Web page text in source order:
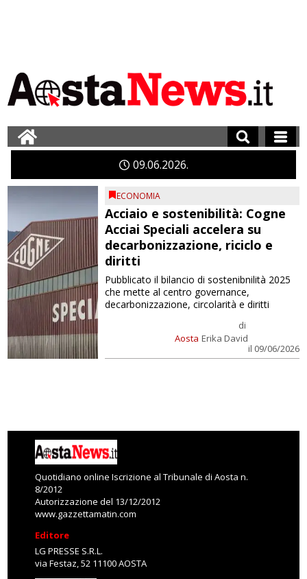
0906 2026
ECONOMIA
Acciaio e sostenibilità: Cogne
Acciai Speciali accelera su
decarbonizzazione, riciclo e
diritti
Aosta
di
Erika David
il 09/06/2026
Pubblicato il bilancio di sostenibnilità 2025
che mette al centro governance,
decarbonizzazione, circolarità e diritti
Quotidiano online Iscrizione al Tribunale di Aosta n.
8/2012
Autorizzazione del 13/12/2012
www.gazzettamatin.com
Editore
LG PRESSE S.R.L.
via Festaz, 52 11100 AOSTA